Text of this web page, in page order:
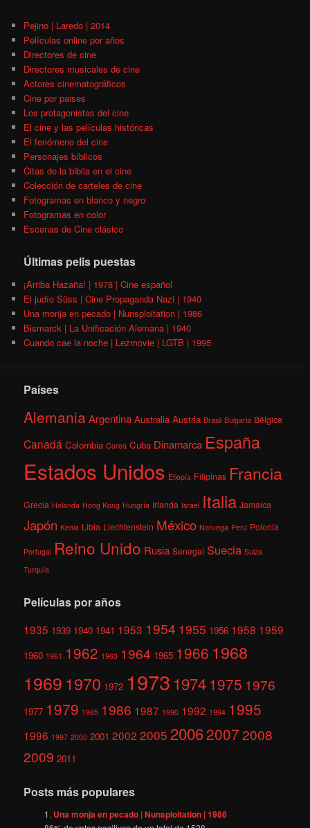
Pejino | Laredo | 2014
Películas online por años
Directores de cine
Directores musicales de cine
Actores cinematográficos
Cine por paises
Los protagonistas del cine
El cine y las películas históricas
El fenómeno del cine
Personajes bíblicos
Citas de la biblia en el cine
Colección de carteles de cine
Fotogramas en blanco y negro
Fotogramas en color
Escenas de Cine clásico
Últimas pelis puestas
¡Arriba Hazaña! | 1978 | Cine español
El judío Süss | Cine Propaganda Nazi | 1940
Una monja en pecado | Nunsploitation | 1986
Bismarck | La Unificación Alemana | 1940
Cuando cae la noche | Lezmovie | LGTB | 1995
Países
AlemaniaArgentina Australia Austria Brasil Bulgaria Bélgica
Canadá Colombia Corea Cuba Dinamarca España
Estados Unidos Etiopía Filipinas Francia
Grecia Holanda Hong Kong Hungría Irlanda Israel Italia Jamaica
Japón Kenia Libia Liechtenstein México Noruega Perú Polonia
Portugal Reino Unido Rusia Senegal Suecia Suiza
Turquía
Películas por años
1935 1939 1940 1941 1953 1954 1955 1956 1958 1959
1960 1961 1962 1963 1964 1965 1966 1968
1969 1970 1972 1973 1974 1975 1976
1977 1979 1985 1986 1987 1990 1992 1994 1995
1996 1997 2000 2001 2002 2005 200620072008
2009 2011
Posts más populares
Una monja en pecado | Nunsploitation | 1986